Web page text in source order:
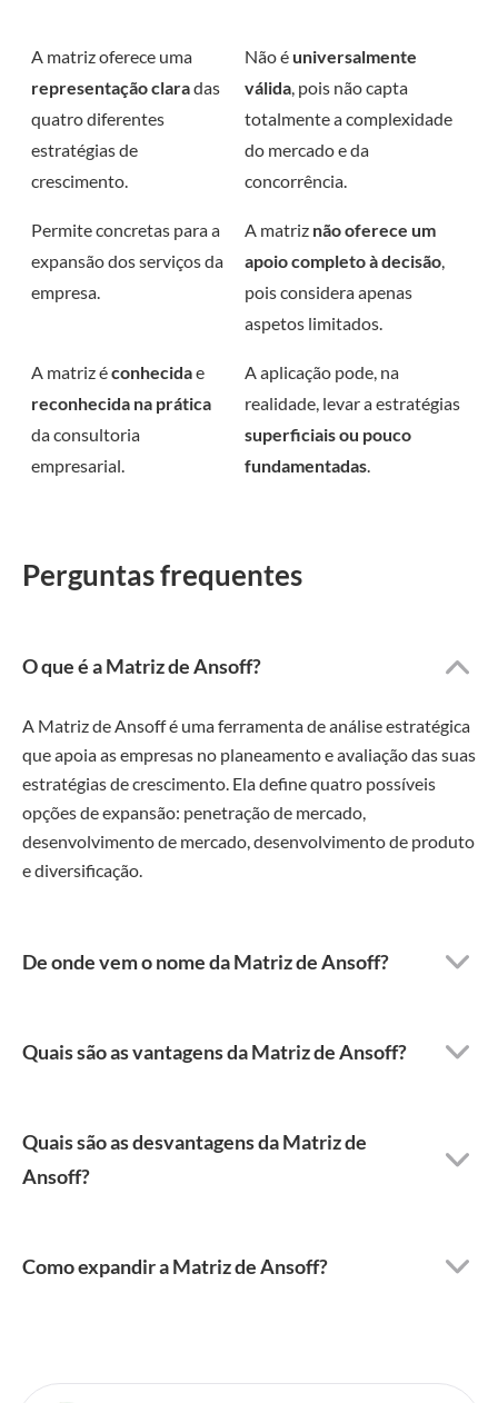
A matriz oferece uma
representação claradas
quatro diferentes
estratégias de
crescimento.
Não é universalmente
válida, pois não capta
totalmente a complexidade
do mercado e da
concorrência.
Permite concretas para a
expansão dos serviços da
empresa.
A matriz não oferece um
apoio completo à decisão,
pois considera apenas
aspetos limitados.
A matriz éconhecidae
reconhecida na prática
da consultoria
empresarial.
A aplicação pode, na
realidade, levar a estratégias
superficiais ou pouco
fundamentadas.
Perguntas frequentes
O que é a Matriz de Ansoff?
A Matriz de Ansoff é uma ferramenta de análise estratégica
que apoia as empresas no planeamento e avaliação das suas
estratégias de crescimento. Ela define quatro possíveis
opções de expansão: penetração de mercado,
desenvolvimento de mercado, desenvolvimento de produto
e diversificação.
De onde vem o nome da Matriz de Ansoff?
Quais são as vantagens da Matriz de Ansoff?
Quais são as desvantagens da Matriz de
Ansoff?
Como expandir a Matriz de Ansoff?